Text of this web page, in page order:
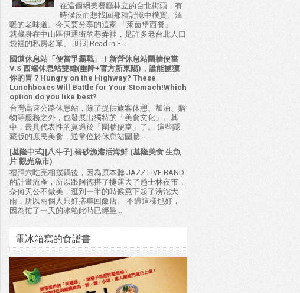
在這個網美餐廳林立的台北街頭，有
時候反而想找回那種記憶中樸實、溫
暖的老味道。今天要分享的這家 「萊茵堡西餐」 ，
就藏身在中山區伊通街的巷弄裡，是許多老台北人口
袋裡的私房名單。 🇺🇸 Read in E...
國道休息站「便當爭霸戰」！新營休息站圍牆便當
V.S 西螺休息站雙雄(垂降+官方新東陽)，誰能擄獲
你的胃？Hungry on the Highway? These
Lunchboxes Will Battle for Your Stomach!Which
option do you like best?
台灣高速公路休息站，除了提供旅客休憩、加油、購
物等服務之外，也發展出獨特的「美食文化」。其
中，最具代表性的莫過於「圍牆便當」了。 這些隱
藏版的庶民美食，通常位於休息站圍牆...
[基隆中式][八斗子] 碧砂漁港活海鮮 (基隆美食 生魚
片 觀光魚市)
禮拜六吃完相撲鍋後，因為原本聽 JAZZ LIVE BAND
的計畫流產，所以跟阿德搭了捷運去了趟士林夜市，
奈何天公不做美，逛到一半的時候竟下起了滂沱大
雨，所以兩個人只好搭車回飯店。 不過這樣也好，
因為忙了一天的冰箱此時已經呈...
電冰箱寫的食譜書